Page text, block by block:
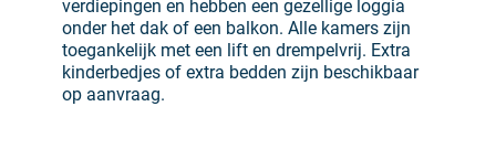
verdiepingen en hebben een gezellige loggia
onder het dak of een balkon. Alle kamers zijn
toegankelijk met een lift en drempelvrij. Extra
kinderbedjes of extra bedden zijn beschikbaar
op aanvraag.